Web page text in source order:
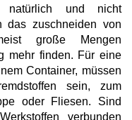
natürlich und nicht
das zuschneiden von
große Mengen
mehr finden. Für eine
Container, müssen
sein, zum
oder Fliesen. Sind
verbunden